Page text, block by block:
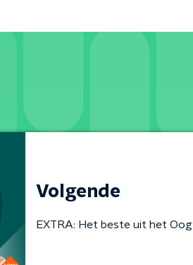
Volgende
EXTRA: Het beste uit het Oog